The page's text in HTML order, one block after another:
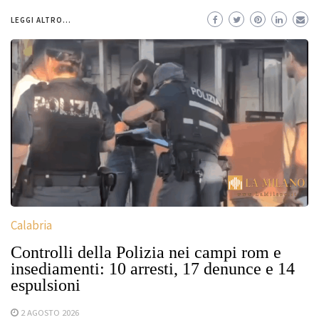
LEGGI ALTRO...
Calabria
Controlli della Polizia nei campi rom e
insediamenti: 10 arresti, 17 denunce e 14
espulsioni
2 AGOSTO 2026